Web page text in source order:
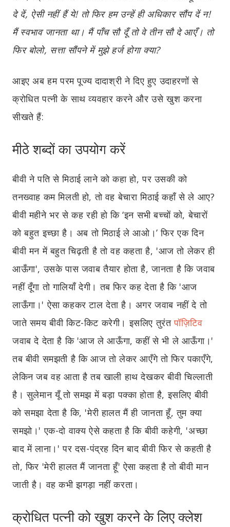
दे दें, ऐसी नहीं हैं ये! तो फिर हम उन्हें ही अधिकार सौंप दें न!
मैं स्वभाव जानता था। मैं पाँच सौ दूँ तो वे तीन सौ दे आएँ। तो
फिर बोलो, सत्ता सौंपने में मुझे हर्ज होगा क्या?
आइए अब हम परम पूज्य दादाश्री ने दिए हुए उदाहरणों से
क्रोधित पत्नी के साथ व्यवहार करने और उसे खुश करना
सीखते हैं:
मीठे शब्दों का उपयोग करें
बीवी ने पति से मिठाई लाने को कहा हो, पर उसकी को
तनख्वाह कम मिलती हो, तो वह बेचारा मिठाई कहाँ से ले आए?
बीवी महीने भर से कह रही हो कि ‘इन सभी बच्चों को, बेचारों
को बहुत इच्छा है। अब तो मिठाई ले आओ।’ फिर एक दिन
बीवी मन में बहुत चिढ़ती है तो वह कहता है, 'आज तो लेकर ही
आऊँगा', उसके पास जवाब तैयार होता है, जानता है कि जवाब
नहीं दूँगा तो गालियाँ देगी। तब फिर कह देता है कि 'आज
लाऊँगा।' ऐसा कहकर टाल देता है। अगर जवाब नहीं दे तो
जाते समय बीवी किट-किट करेगी। इसलिए तुरंतपॉज़िटिव
जवाब दे देता है कि 'आज ले आऊँगा, कहीं से भी ले आऊँगा।'
तब बीवी समझती है कि आज तो लेकर आएँगे तो फिर पकाएँगे,
लेकिन जब वह आता है तब खाली हाथ देखकर बीवी चिल्लाती
है। सुलेमान यूँ तो समझ में बड़ा पक्का होता है, इसलिए बीवी
को समझा देता है कि, 'मेरी हालत मैं ही जानता हूँ, तुम क्या
समझो।' एक-दो वाक्य ऐसे कहता है कि बीवी कहेगी, 'अच्छा
बाद में लाना।' पर दस-पंद्रह दिन बाद बीवी फिर से कहती है
तो, फिर 'मेरी हालत मैं जानता हूँ' ऐसा कहता है तो बीवी मान
जाती है। वह कभी झगड़ा नहीं करता।
क्रोधित पत्नी को खुश करने के लिए क्लेश